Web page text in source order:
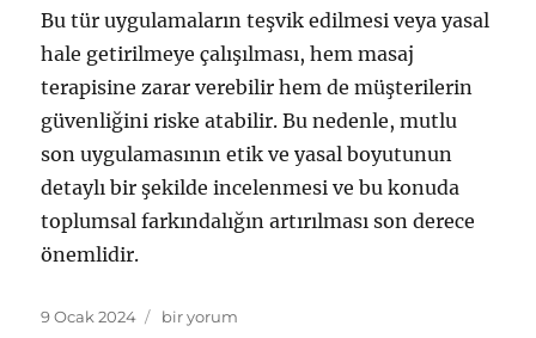
Bu tür uygulamaların teşvik edilmesi veya yasal
hale getirilmeye çalışılması, hem masaj
terapisine zarar verebilir hem de müşterilerin
güvenliğini riske atabilir. Bu nedenle, mutlu
son uygulamasının etik ve yasal boyutunun
detaylı bir şekilde incelenmesi ve bu konuda
toplumsal farkındalığın artırılması son derece
önemlidir.
Yayın
9 Ocak 2024
Masajın
bir yorum